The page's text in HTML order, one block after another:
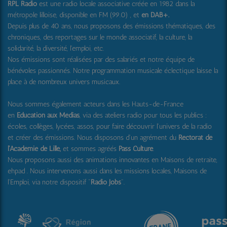
RPL Radio est une radio locale associative créée en 1982 dans la
métropole lilloise, disponible en FM (99.0) , et en DAB+.
Depuis plus de 40 ans, nous proposons des émissions thématiques, des
chroniques, des reportages sur le monde associatif, la culture, la
solidarité, la diversité, l'emploi, etc.
Nos émissions sont réalisées par des salariés et notre équipe de
bénévoles passionnés. Notre programmation musicale éclectique laisse la
place à de nombreux univers musicaux.
Nous sommes également acteurs dans les Hauts-de-France
en Education aux Médias, via des ateliers radio pour tous les publics :
écoles, collèges, lycées, assos, pour faire découvrir l'univers de la radio
et créer des émissions. Nous disposons d'un agrément du Rectorat de
l'Académie de Lille, et sommes agréés Pass Culture.
Nous proposons aussi des animations innovantes en Maisons de retraite,
ehpad . Nous intervenons aussi dans les missions locales, Maisons de
l'Emploi, via notre dispositif "Radio Jobs".